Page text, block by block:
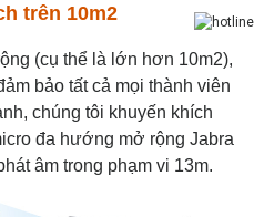
trên 10m2
(cụ thể là lớn hơn 10m2),
bảo tất cả mọi thành viên
chúng tôi khuyến khích
đa hướng mở rộng Jabra
âm trong phạm vi 13m.